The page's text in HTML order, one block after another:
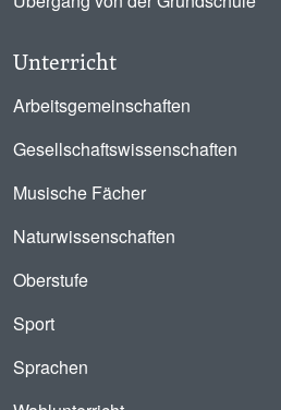
Unterricht
Arbeitsgemeinschaften
Gesellschaftswissenschaften
Musische Fächer
Naturwissenschaften
Oberstufe
Sport
Sprachen